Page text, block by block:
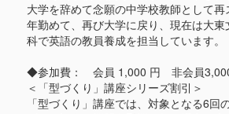
大学を辞めて念願の中学校教師として
年勤めて、再び大学に戻り、現在は大
科で英語の教員養成を担当しています。
◆参加費： 会員 1,000 円 非会員
＜「型づくり」講座シリーズ割引＞
「型づくり」講座では、対象となる6回